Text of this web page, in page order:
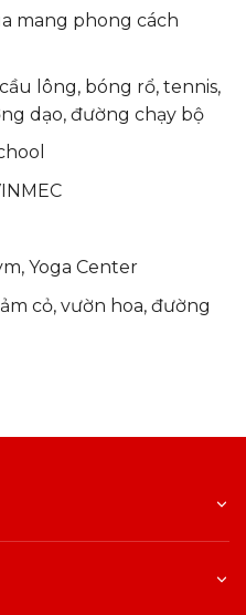
mang phong cách
lông, bóng rổ, tennis,
dạo, đường chạy bộ
Yoga Center
cỏ, vườn hoa, đường